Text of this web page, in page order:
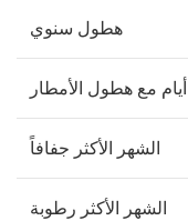
هطول سنوي
أيام مع هطول الأمطار
الشهر الأكثر جفافاً
الشهر الأكثر رطوبة